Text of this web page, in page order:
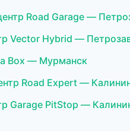
Road Garage —
Vector Hybrid —
Box — Мурманск
Road Expert —
Garage PitStop —